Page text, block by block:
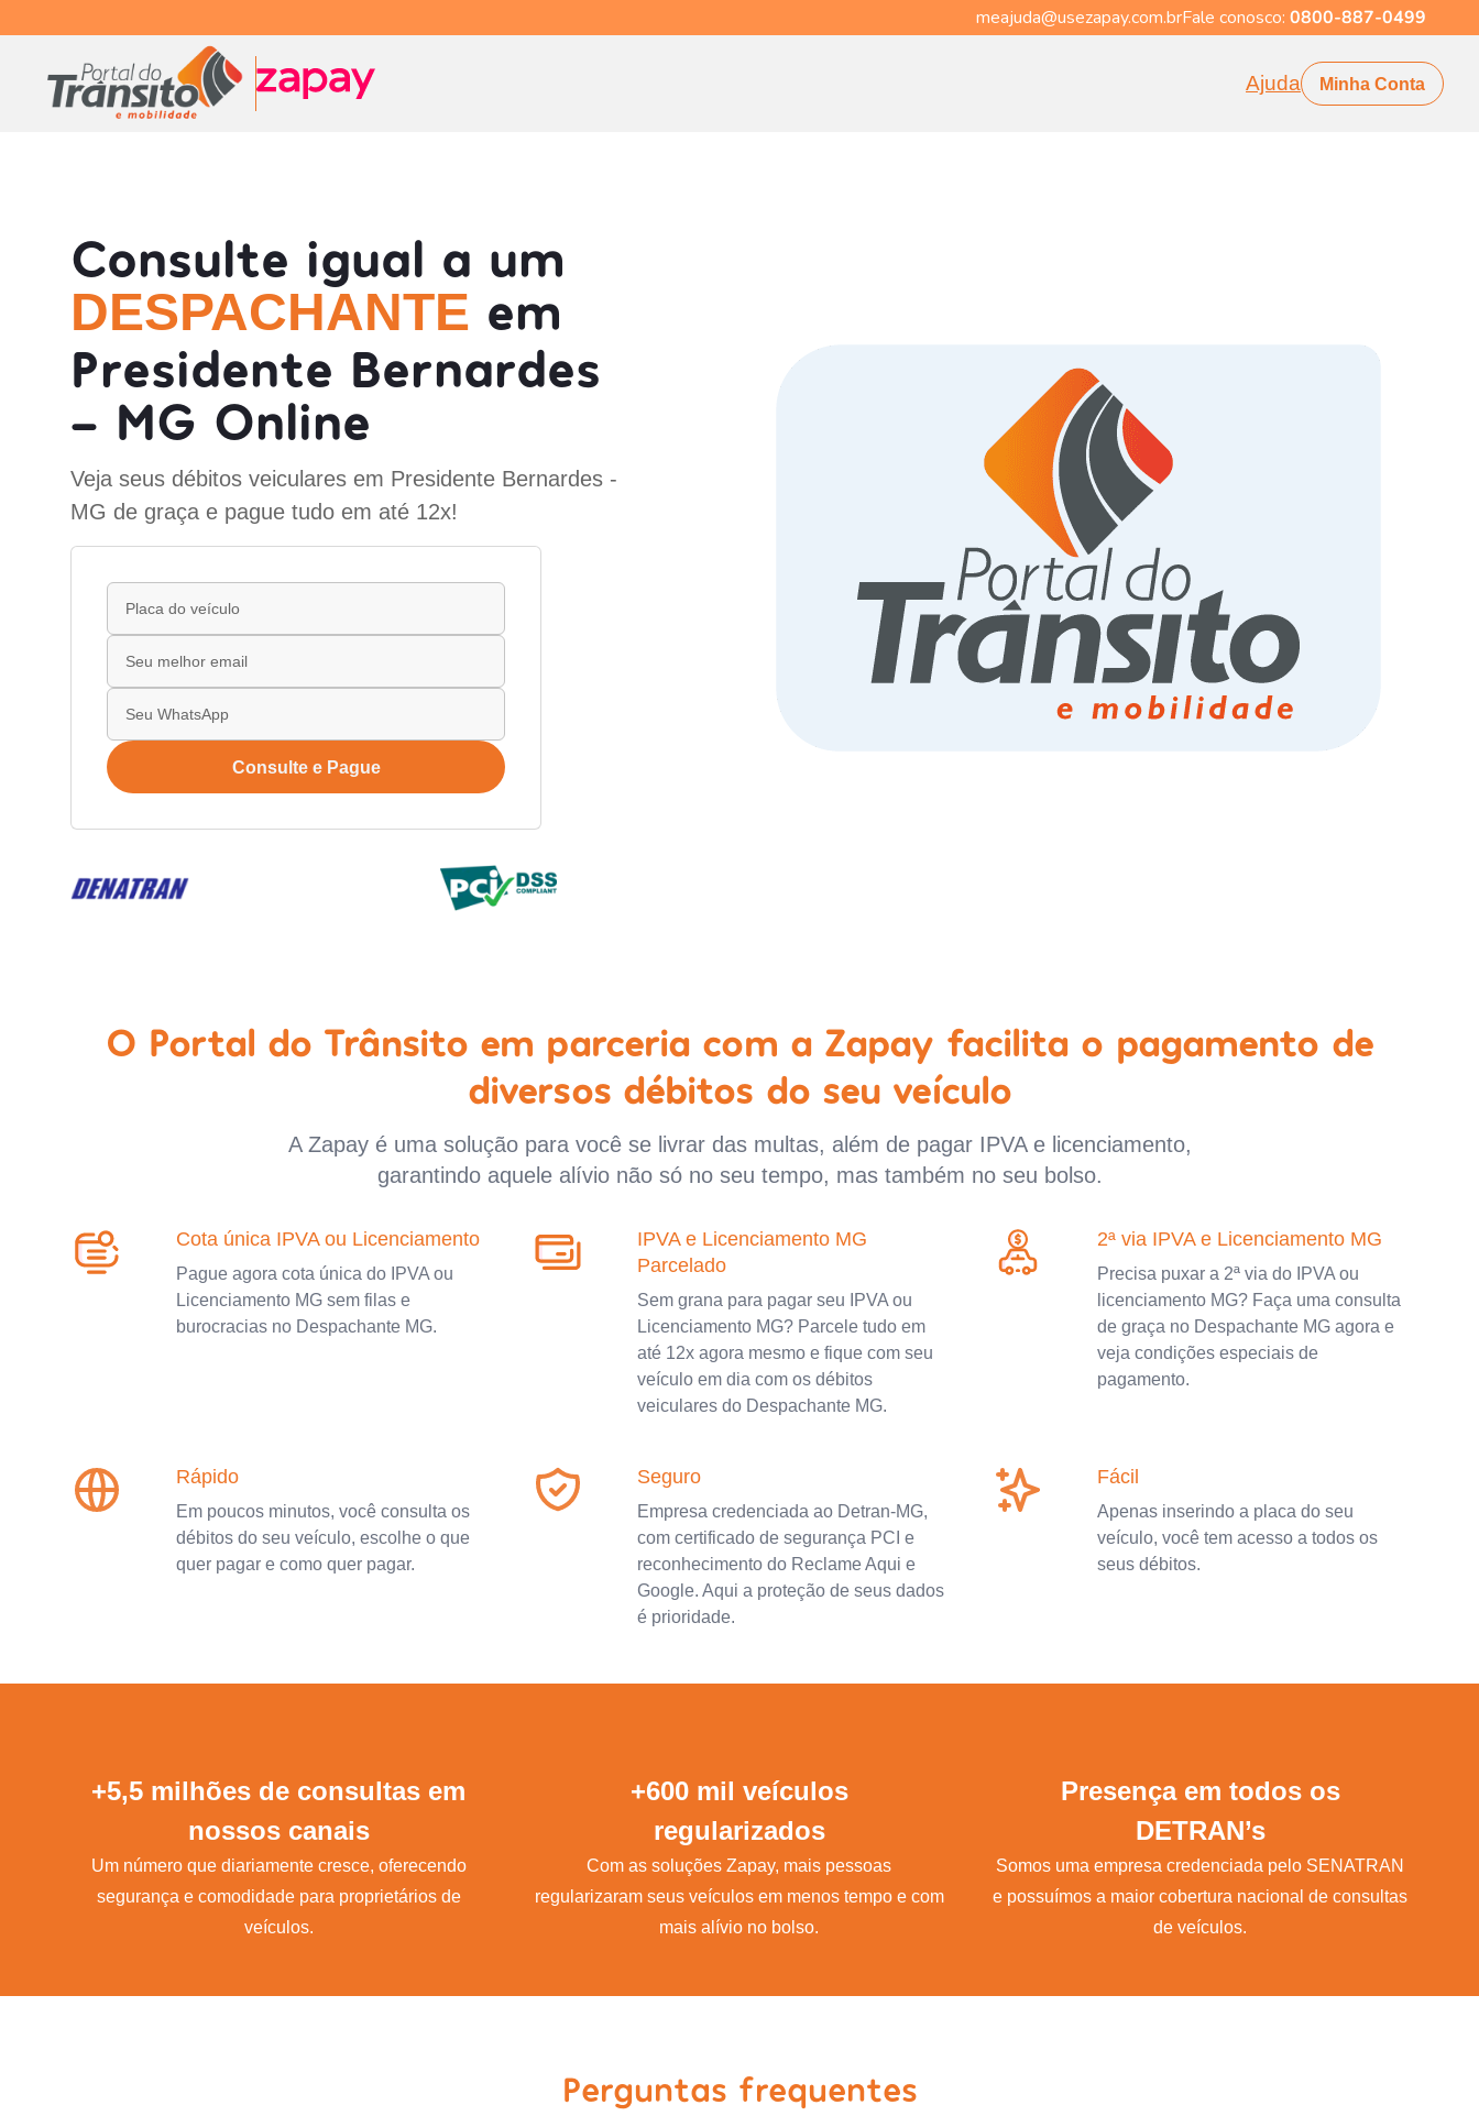
meajuda@usezapay.com.brFale conosco: 0800-887-0499
Ajuda Minha Conta
Consulte igual a um
DESPACHANTE em
Presidente Bernardes
- MG Online
Veja seus débitos veiculares em Presidente Bernardes -
MG de graça e pague tudo em até 12x!
Consulte e Pague
O Portal do Trânsito em parceria com a Zapay facilita o pagamento de
diversos débitos do seu veículo
A Zapay é uma solução para você se livrar das multas, além de pagar IPVA e licenciamento,
garantindo aquele alívio não só no seu tempo, mas também no seu bolso.
Cota única IPVA ou Licenciamento
Pague agora cota única do IPVA ou
Licenciamento MG sem filas e
burocracias no Despachante MG.
IPVA e Licenciamento MG
Parcelado
Sem grana para pagar seu IPVA ou
Licenciamento MG? Parcele tudo em
até 12x agora mesmo e fique com seu
veículo em dia com os débitos
veiculares do Despachante MG.
2ª via IPVA e Licenciamento MG
Precisa puxar a 2ª via do IPVA ou
licenciamento MG? Faça uma consulta
de graça no Despachante MG agora e
veja condições especiais de
pagamento.
Rápido
Em poucos minutos, você consulta os
débitos do seu veículo, escolhe o que
quer pagar e como quer pagar.
Seguro
Empresa credenciada ao Detran-MG,
com certificado de segurança PCI e
reconhecimento do Reclame Aqui e
Google. Aqui a proteção de seus dados
é prioridade.
Fácil
Apenas inserindo a placa do seu
veículo, você tem acesso a todos os
seus débitos.
+5,5 milhões de consultas em
nossos canais
Um número que diariamente cresce, oferecendo
segurança e comodidade para proprietários de
veículos.
+600 mil veículos
regularizados
Com as soluções Zapay, mais pessoas
regularizaram seus veículos em menos tempo e com
mais alívio no bolso.
Presença em todos os
DETRAN’s
Somos uma empresa credenciada pelo SENATRAN
e possuímos a maior cobertura nacional de consultas
de veículos.
Perguntas frequentes